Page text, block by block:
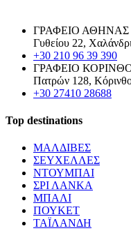
ΓΡΑΦΕΙΟ ΑΘΗΝΑΣ
Γυθείου 22,
+30 210 96 39 390
ΓΡΑΦΕΙΟ
Πατρών 128,
+30 27410 28688
Top destinations
ΜΑΛΔΙΒΕΣ
ΣΕΥΧΕΛΛΕΣ
ΝΤΟΥΜΠΑΙ
ΣΡΙ ΛΑΝΚΑ
ΜΠΑΛΙ
ΠΟΥΚΕΤ
ΤΑΪΛΑΝΔΗ